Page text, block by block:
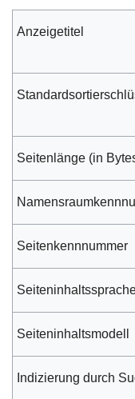
Anzeigetitel
Seitenlänge (in
Seitenkennnummer
Seiteninhaltsmodell
Indizierung durch